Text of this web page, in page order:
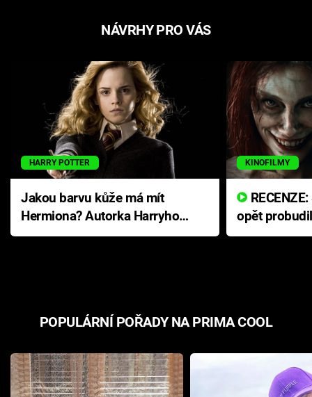
NÁVRHY PRO VÁS
HARRY POTTER
Jakou barvu kůže má mít
Hermiona? Autorka Harryho
Pottera přišla s ráznou
KINOFILMY
opět
přichází s
POPULÁRNÍ POŘADY NA PRIMA COOL